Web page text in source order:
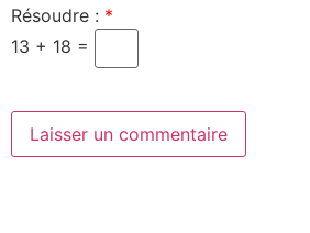
Résoudre : *
13 + 18 =